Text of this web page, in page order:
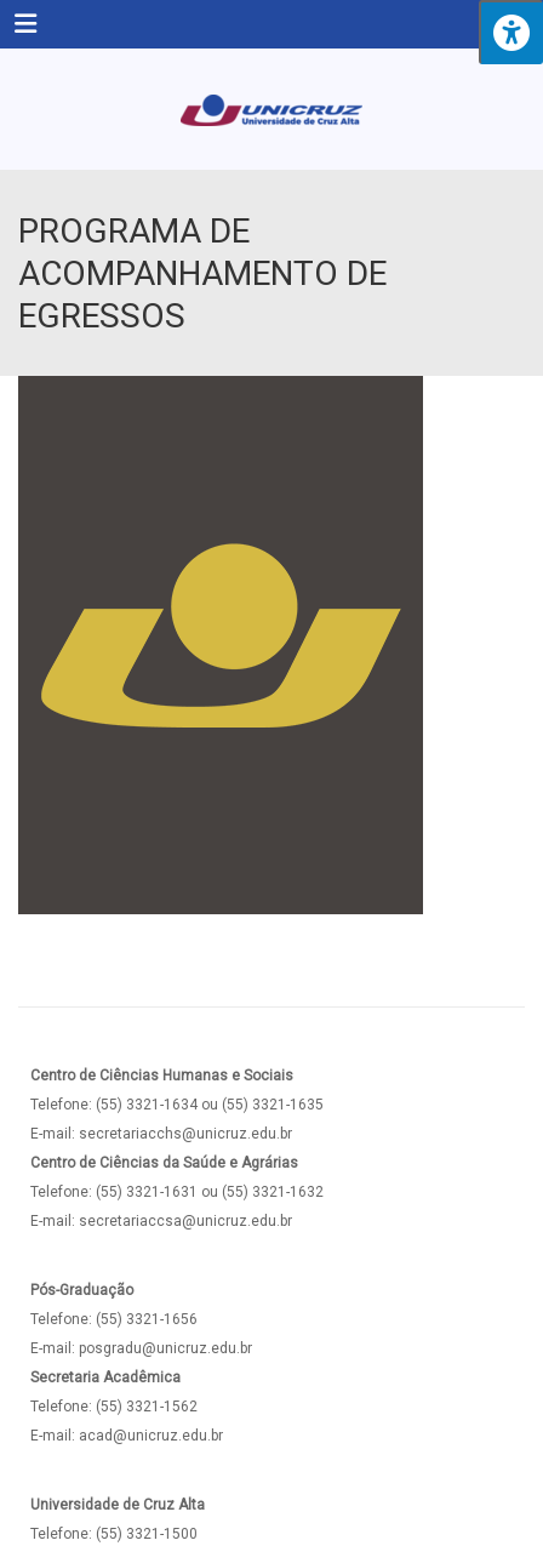
Menu
PROGRAMA DE
ACOMPANHAMENTO DE
EGRESSOS
Centro de Ciências Humanas e Sociais
Telefone: (55) 3321-1634 ou (55) 3321-1635
E-mail: secretariacchs@unicruz.edu.br
Centro de Ciências da Saúde e Agrárias
Telefone: (55) 3321-1631 ou (55) 3321-1632
E-mail: secretariaccsa@unicruz.edu.br
Pós-Graduação
Telefone: (55) 3321-1656
E-mail: posgradu@unicruz.edu.br
Secretaria Acadêmica
Telefone: (55) 3321-1562
E-mail: acad@unicruz.edu.br
Universidade de Cruz Alta
Telefone: (55) 3321-1500